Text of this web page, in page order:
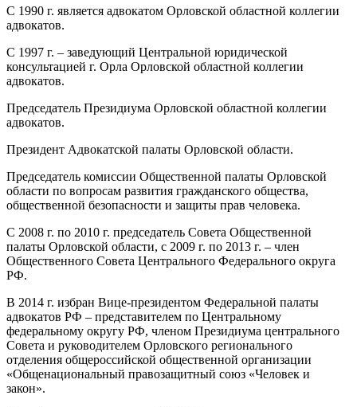
С 1990 г. является адвокатом Орловской областной коллегии
адвокатов.
С 1997 г. – заведующий Центральной юридической
консультацией г. Орла Орловской областной коллегии
адвокатов.
Председатель Президиума Орловской областной коллегии
адвокатов.
Президент Адвокатской палаты Орловской области.
Председатель комиссии Общественной палаты Орловской
области по вопросам развития гражданского общества,
общественной безопасности и защиты прав человека.
С 2008 г. по 2010 г. председатель Совета Общественной
палаты Орловской области, с 2009 г. по 2013 г. – член
Общественного Совета Центрального Федерального округа
РФ.
В 2014 г. избран Вице-президентом Федеральной палаты
адвокатов РФ – представителем по Центральному
федеральному округу РФ, членом Президиума центрального
Совета и руководителем Орловского регионального
отделения общероссийской общественной организации
«Общенациональный правозащитный союз «Человек и
закон».